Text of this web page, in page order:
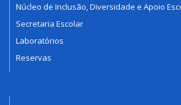
Núcleo de Inclusão, Diversidade e Apoio
Secretaria Escolar
Laboratórios
Reservas